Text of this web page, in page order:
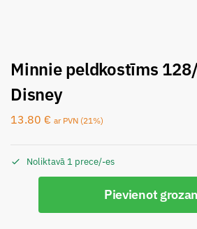
Minnie peldkostīms
Disney
13.80 € ar PVN (21%)
Noliktavā 1 prece/-es
Pievienot